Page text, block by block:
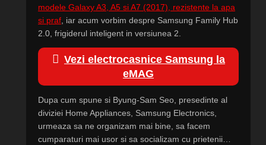
modele Galaxy A3, A5 si A7 (2017), rezistente la apa
si praf , iar acum vorbim despre Samsung Family Hub
2.0, frigiderul inteligent in versiunea 2.
Vezi electrocasnice Samsung la
eMAG
Dupa cum spune si Byung-Sam Seo, presedinte al
diviziei Home Appliances, Samsung Electronics,
urmeaza sa ne organizam mai bine, sa facem
cumparaturi mai usor si sa socializam cu prietenii…